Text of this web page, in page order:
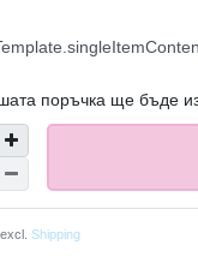
поръчка ще бъде
Shipping